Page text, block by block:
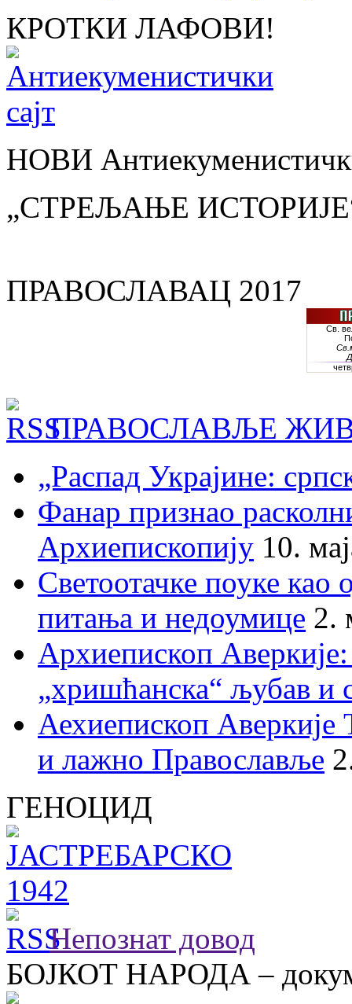
КРОТКИ ЛАФОВИ!
НОВИ
„СТРЕЉАЊЕ
ПРАВОСЛАВАЦ 2017
ПРАВОСЛАВЉЕ
„Распад Украјине:
Фанар признао
Архиепископију 10.
Светоотачке поуке као
питања и недоумице 2.
Архиепископ
„хришћанска“ љубав и
Аехиепископ
и лажно Православље
ГЕНОЦИД
Непознат довод
БОЈКОТ НАРОДА –